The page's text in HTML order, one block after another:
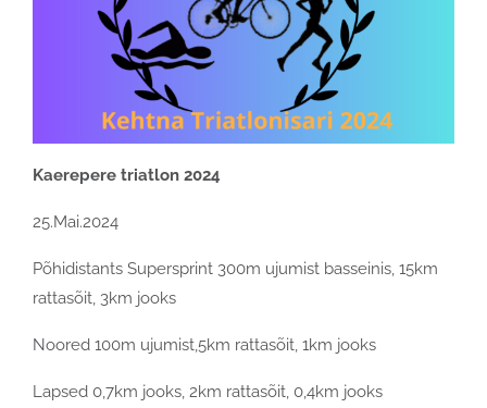
Kaerepere triatlon 2024
25.Mai.2024
Põhidistants Supersprint 300m ujumist basseinis, 15km
rattasõit, 3km jooks
Noored 100m ujumist,5km rattasõit, 1km jooks
Lapsed 0,7km jooks, 2km rattasõit, 0,4km jooks